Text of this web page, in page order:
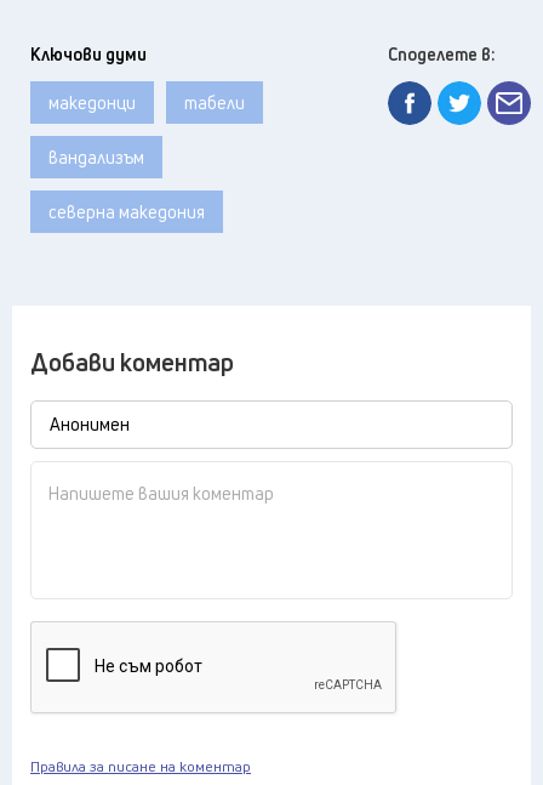
Ключови думи
македонци табели
вандализъм
северна македония
Споделете в:
Добави коментар
Правила за писане на коментар